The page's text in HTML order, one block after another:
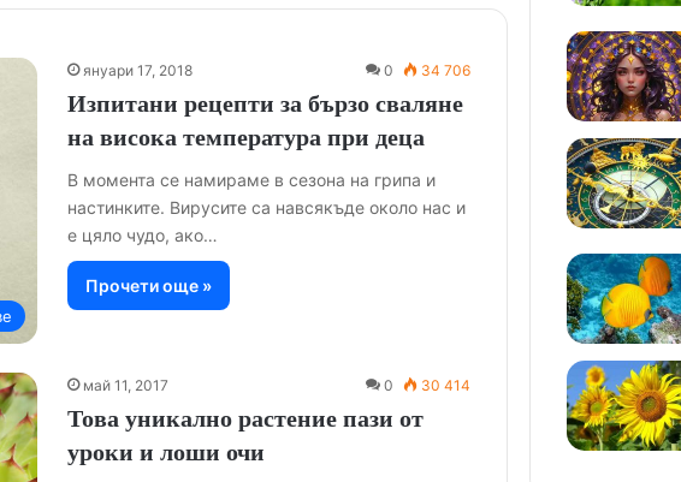
януари 17, 2018 0 34 706
Изпитани рецепти за бързо сваляне
на висока температура при деца
В момента се намираме в сезона на грипа и
настинките. Вирусите са навсякъде около нас и
е цяло чудо, ако…
Прочети още »
май 11, 2017 0 30 414
Това уникално растение пази от
уроки и лоши очи